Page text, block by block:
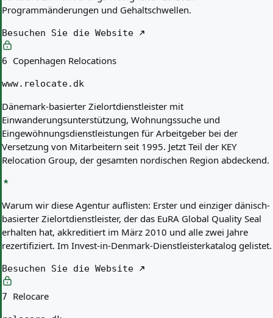
Programmänderungen und Gehaltschwellen.
Besuchen Sie die Website
6 Copenhagen Relocations
www.relocate.dk
Dänemark-basierter Zielortdienstleister mit
Einwanderungsunterstützung, Wohnungssuche und
Eingewöhnungsdienstleistungen für Arbeitgeber bei der
Versetzung von Mitarbeitern seit 1995. Jetzt Teil der KEY
Relocation Group, der gesamten nordischen Region abdeckend.
Warum wir diese Agentur auflisten: Erster und einziger dänisch-
basierter Zielortdienstleister, der das EuRA Global Quality Seal
erhalten hat, akkreditiert im März 2010 und alle zwei Jahre
rezertifiziert. Im Invest-in-Denmark-Dienstleisterkatalog gelistet.
Besuchen Sie die Website
7 Relocare